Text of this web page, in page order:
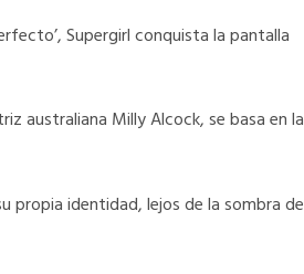
Supergirl conquista la pantalla
australiana Milly Alcock, se basa en la
propia identidad, lejos de la sombra de